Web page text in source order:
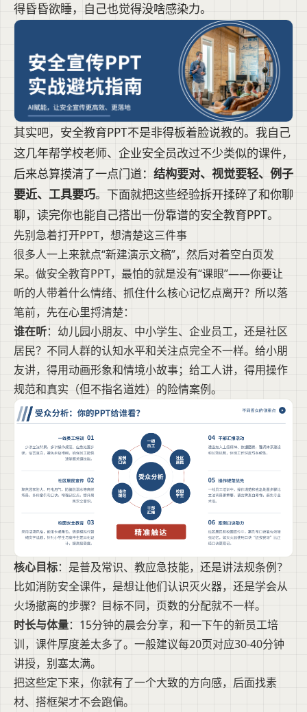
得昏昏欲睡，自己也觉得没啥感染力。
其实吧，安全教育PPT不是非得板着脸说教的。我自己
这几年帮学校老师、企业安全员改过不少类似的课件，
后来总算摸清了一点门道： 结构要对、视觉要轻、例子
要近、工具要巧。下面就把这些经验拆开揉碎了和你聊
聊，读完你也能自己搭出一份靠谱的安全教育PPT。
先别急着打开PPT，想清楚这三件事
很多人一上来就点“新建演示文稿”，然后对着空白页发
呆。做安全教育PPT，最怕的就是没有“课眼”——你要让
听的人带着什么情绪、抓住什么核心记忆点离开？所以落
笔前，先在心里捋清楚：
谁在听：幼儿园小朋友、中小学生、企业员工，还是社区
居民？不同人群的认知水平和关注点完全不一样。给小朋
友讲，得用动画形象和情境小故事；给工人讲，得用操作
规范和真实（但不指名道姓）的险情案例。
核心目标：是普及常识、教应急技能，还是讲法规条例？
比如消防安全课件，是想让他们认识灭火器，还是学会从
火场撤离的步骤？目标不同，页数的分配就不一样。
时长与体量：15分钟的晨会分享，和一下午的新员工培
训，课件厚度差太多了。一般建议每20页对应30-40分钟
讲授，别塞太满。
把这些定下来，你就有了一个大致的方向感，后面找素
材、搭框架才不会跑偏。